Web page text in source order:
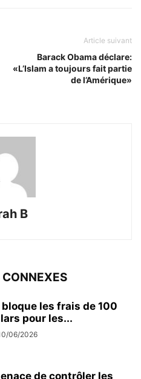
Article suivant
Barack Obama déclare:
«L’Islam a toujours fait partie
de l’Amérique»
B
bloque les frais de 100
pour les...
06/2026
de contrôler les